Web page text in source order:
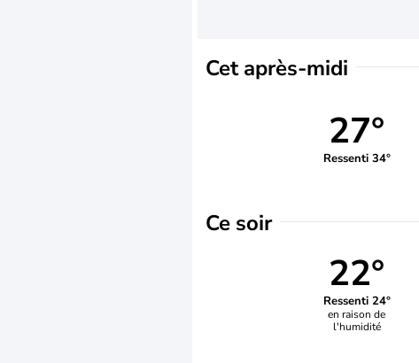
Cet après-midi
27°
Ressenti 34°
Ce soir
22°
Ressenti 24°
en raison de
l'humidité